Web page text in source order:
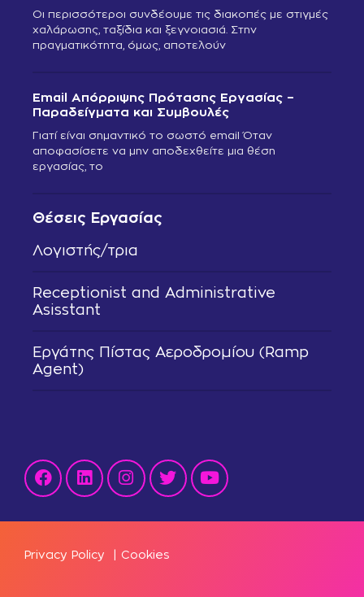
Θέσεις Εργασίας
Λογιστής/τρια
Receptionist and Administrative
Asisstant
Εργάτης Πίστας Αεροδρομίου (Ramp
Agent)
Οι περισσότεροι συνδέουμε τις διακοπές με στιγμές
χαλάρωσης, ταξίδια και ξεγνοιασιά. Στην
πραγματικότητα, όμως, αποτελούν
Email Απόρριψης Πρότασης Εργασίας –
Παραδείγματα και Συμβουλές
Γιατί είναι σημαντικό το σωστό email Όταν
αποφασίσετε να μην αποδεχθείτε μια θέση
εργασίας, το
Privacy Policy Cookies